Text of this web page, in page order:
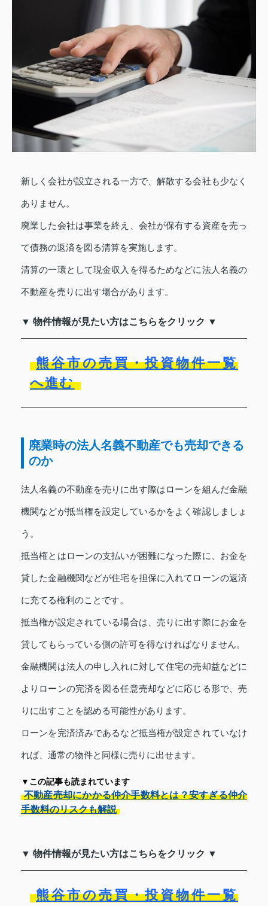
新しく会社が設立される一方で、解散する会社も少なく
ありません。
廃業した会社は事業を終え、会社が保有する資産を売っ
て債務の返済を図る清算を実施します。
清算の一環として現金収入を得るためなどに法人名義の
不動産を売りに出す場合があります。
▼ 物件情報が見たい方はこちらをクリック ▼
熊谷市の売買・投資物件一覧
へ進む
廃業時の法人名義不動産でも売却できる
のか
法人名義の不動産を売りに出す際はローンを組んだ金融
機関などが抵当権を設定しているかをよく確認しましょ
う。
抵当権とはローンの支払いが困難になった際に、お金を
貸した金融機関などが住宅を担保に入れてローンの返済
に充てる権利のことです。
抵当権が設定されている場合は、売りに出す際にお金を
貸してもらっている側の許可を得なければなりません。
金融機関は法人の申し入れに対して住宅の売却益などに
よりローンの完済を図る任意売却などに応じる形で、売
りに出すことを認める可能性があります。
ローンを完済済みであるなど抵当権が設定されていなけ
れば、通常の物件と同様に売りに出せます。
▼この記事も読まれています
不動産売却にかかる仲介手数料とは？安すぎる仲介
手数料のリスクも解説
▼ 物件情報が見たい方はこちらをクリック ▼
熊谷市の売買・投資物件一覧